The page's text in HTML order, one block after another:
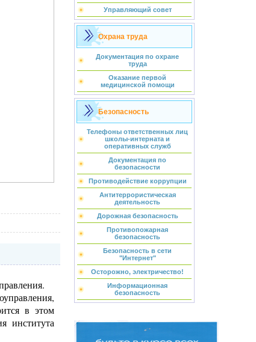
в этом
института
Управляющий совет
Охрана труда
Документация по охране
труда
Оказание первой
медицинской помощи
Безопасность
Телефоны ответственных лиц
школы-интерната и
оперативных служб
Документация по
безопасности
Противодействие коррупции
Антитеррористическая
деятельность
Дорожная безопасность
Противопожарная
безопасность
Безопасность в сети
"Интернет"
Осторожно, электричество!
Информационная
безопасность